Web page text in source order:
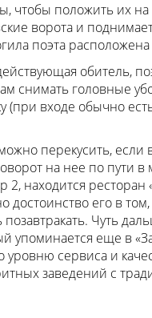
чтобы положить их
ворота и
поэта
обитель,
снимать головные
(при входе обычно
перекусить, если
на нее по пути
находится ресторан
достоинство его в
Чуть
упоминается еще в
сервиса и
заведений с